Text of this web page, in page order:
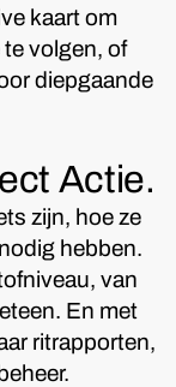
kaart om
volgen, of
diepgaande
Actie.
zijn, hoe ze
hebben.
van
En met
ritrapporten,